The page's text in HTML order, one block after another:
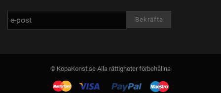
© KopaKonst.se Alla rättigheter förbehållna